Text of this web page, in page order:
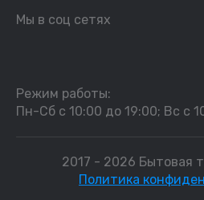
Мы в соц сетях
Режим работы:
Пн-Сб с 10:00 до 19:00; Вс с
2017 - 2026 Бытовая
Политика